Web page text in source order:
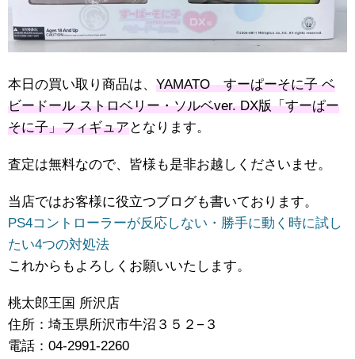
本日の買い取り商品は、 YAMATO すーぱーそに子 ベ
ビードール ストロベリー・ソルベver. DX版「すーぱー
そに子」フィギュアとなります。
査定は無料なので、皆様も是非お越しくださいませ。
当店ではお客様に役立つブログも書いております。
PS4コントローラーが反応しない・勝手に動く時に試し
たい4つの対処法
これからもよろしくお願いいたします。
桃太郎王国 所沢店
住所：埼玉県所沢市牛沼３５２−３
電話：04-2991-2260